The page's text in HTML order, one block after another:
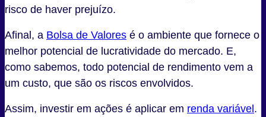
risco de haver prejuízo.
Afinal, a Bolsa de Valores é o ambiente que fornece o
melhor potencial de lucratividade do mercado. E,
como sabemos, todo potencial de rendimento vem a
um custo, que são os riscos envolvidos.
Assim, investir em ações é aplicar em renda variável .